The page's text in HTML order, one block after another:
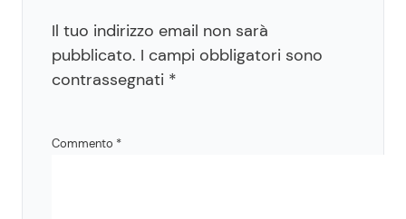
Il tuo indirizzo email non sarà
pubblicato. I campi obbligatori sono
contrassegnati *
Commento *